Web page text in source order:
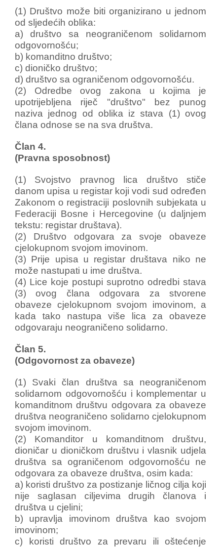
(1) Društvo može biti organizirano u jednom
od sljedećih oblika:
a) društvo sa neograničenom solidarnom
odgovornošću;
b) komanditno društvo;
c) dioničko društvo;
d) društvo sa ograničenom odgovornošću.
(2) Odredbe ovog zakona u kojima je
upotrijebljena riječ "društvo" bez punog
naziva jednog od oblika iz stava (1) ovog
člana odnose se na sva društva.
Član 4.
(Pravna sposobnost)
(1) Svojstvo pravnog lica društvo stiče
danom upisa u registar koji vodi sud određen
Zakonom o registraciji poslovnih subjekata u
Federaciji Bosne i Hercegovine (u daljnjem
tekstu: registar društava).
(2) Društvo odgovara za svoje obaveze
cjelokupnom svojom imovinom.
(3) Prije upisa u registar društava niko ne
može nastupati u ime društva.
(4) Lice koje postupi suprotno odredbi stava
(3) ovog člana odgovara za stvorene
obaveze cjelokupnom svojom imovinom, a
kada tako nastupa više lica za obaveze
odgovaraju neograničeno solidarno.
Član 5.
(Odgovornost za obaveze)
(1) Svaki član društva sa neograničenom
solidarnom odgovornošću i komplementar u
komanditnom društvu odgovara za obaveze
društva neograničeno solidarno cjelokupnom
svojom imovinom.
(2) Komanditor u komanditnom društvu,
dioničar u dioničkom društvu i vlasnik udjela
društva sa ograničenom odgovornošću ne
odgovara za obaveze društva, osim kada:
a) koristi društvo za postizanje ličnog cilja koji
nije saglasan ciljevima drugih članova i
društva u cjelini;
b) upravlja imovinom društva kao svojom
imovinom;
c) koristi društvo za prevaru ili oštećenje